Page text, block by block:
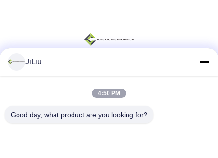
JiLiu
4:50 PM
Good day, what product are you looking for?